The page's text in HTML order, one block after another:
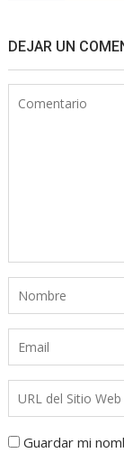
DEJAR UN
Guardar mi